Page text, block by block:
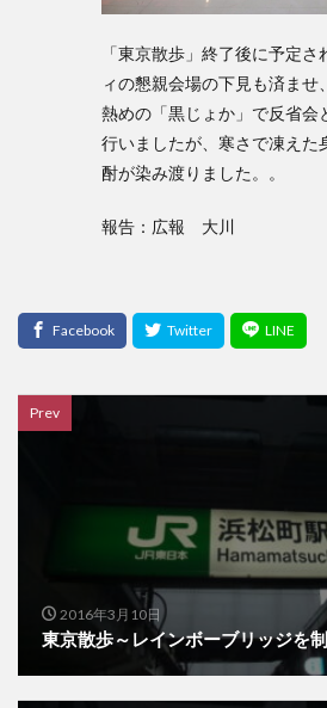
「東京散歩」終了後に予定
ィの懇親会場の下見も済ま
熱めの「黒じょか」で反省会
行いましたが、寒さで凍えた
酎が染み渡りました。。
報告：広報 大川
Prev
2016年3月10日
東京散歩～レインボーブリッジを